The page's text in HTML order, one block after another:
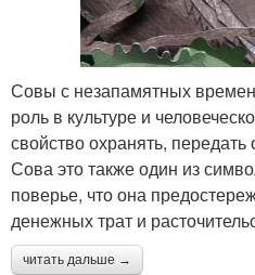
Совы с незапамятных
роль в культуре и
свойство охранять,
Сова это также один из
поверье, что она
денежных трат и
читать дальше →